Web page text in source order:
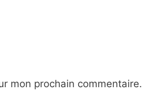
mon prochain commentaire.